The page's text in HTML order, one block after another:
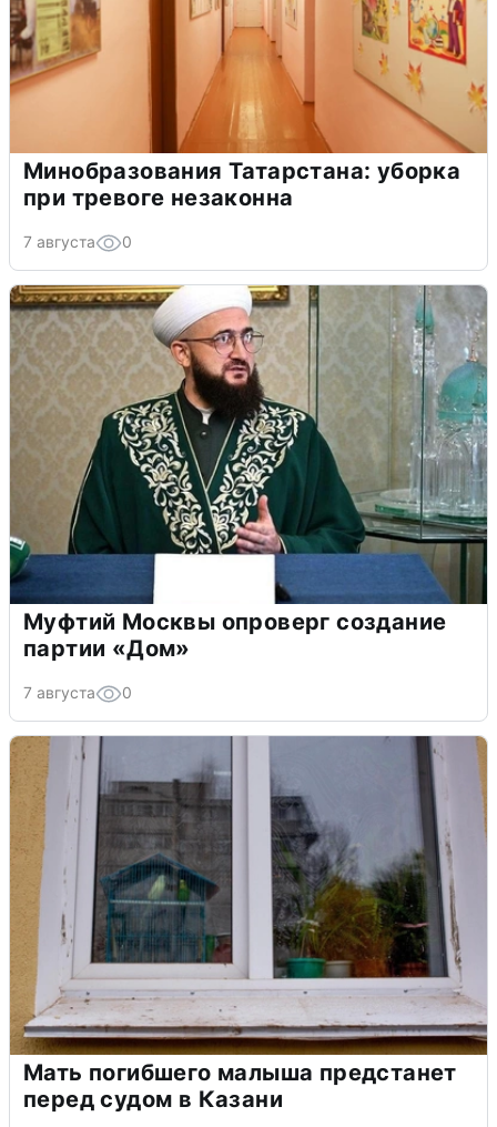
Минобразования Татарстана: уборка
при тревоге незаконна
7 августа 0
Муфтий Москвы опроверг создание
партии «Дом»
7 августа 0
Мать погибшего малыша предстанет
перед судом в Казани